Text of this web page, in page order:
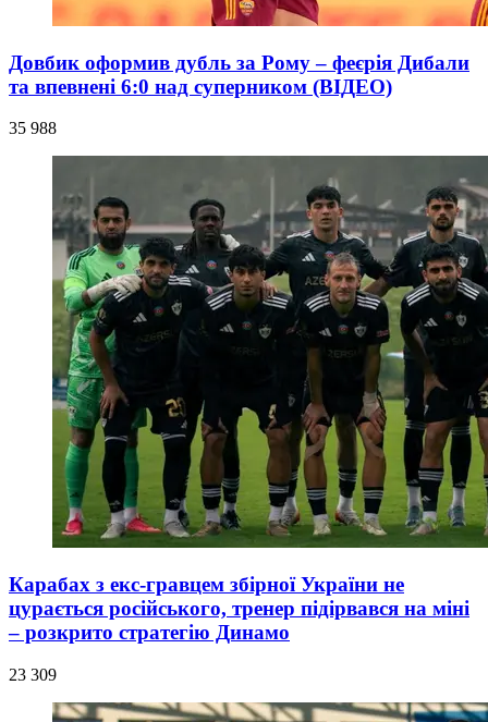
Довбик оформив дубль за Рому – феєрія Дибали
та впевнені 6:0 над суперником (ВІДЕО)
35 988
Карабах з екс-гравцем збірної України не
цурається російського, тренер підірвався на міні
– розкрито стратегію Динамо
23 309